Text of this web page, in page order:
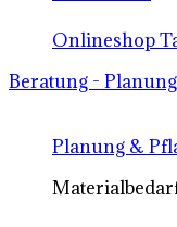
Onlineshop
Beratung -
Planung &